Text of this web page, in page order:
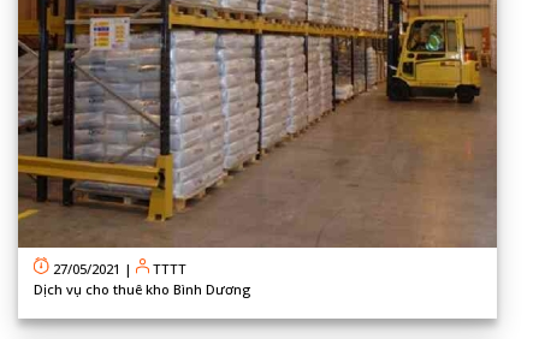
27/05/2021 |
TTTT
Dịch vụ cho thuê kho Bình Dương